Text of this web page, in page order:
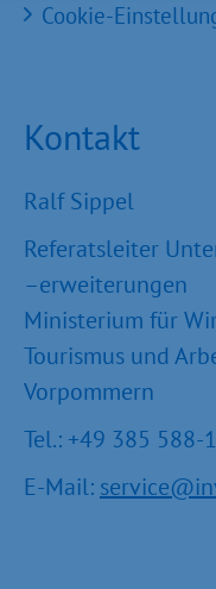
Cookie-
Kontakt
Ralf Sippel
Referatsleiter
–erweiterungen
Ministerium für
Tourismus und
Vorpommern
Tel.: +49 385 588-
E-Mail: